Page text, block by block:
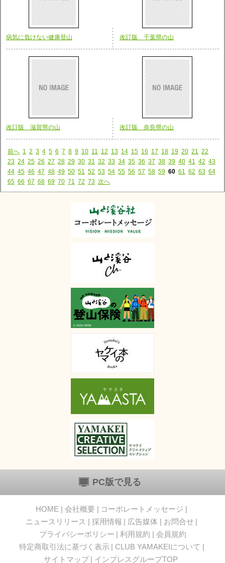
病気に負けない健康登山 改訂版 千葉県の山
改訂版 滋賀県の山 改訂版 奈良県の山
前へ 1 2 3 4 5 6 7 8 9 10 11 12 13 14 15 16 17 18 19 20 21
22
23 24 25 26 27 28 29 30 31 32 33 34 35 36 37 38 39 40 41 42 43
44 45 46 47 48 49 50 51 52 53 54 55 56 57 58 59 60 61 62 63 64
65 66 67 68 69 70 71 72 73 次へ
PC版で見る
HOME 会社概要
コーポレートメッセージ
ニュースリリース
採用情報 広告媒体
お問合せ
プライバシーポリシー
利用規約
会員規約
特定商取引法に基づく表示
CLUB YAMAKEIについて
サイトマップ
インプレスグループTOP